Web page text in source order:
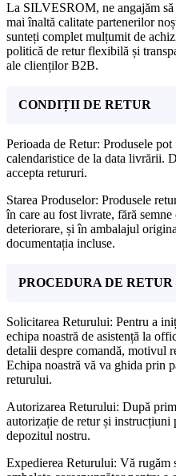
La SILVESROM, ne angajăm
mai înaltă calitate partenerilor
sunteți complet mulțumit de
politică de retur flexibilă și
ale clienților B2B.
CONDIȚII DE RETUR
Perioada de Retur: Produsele
calendaristice de la data livrării.
accepta retururi.
Starea Produselor: Produsele
în care au fost livrate, fără
deteriorare, și în ambalajul
documentația incluse.
PROCEDURA DE RETUR
Solicitarea Returului: Pentru a
echipa noastră de asistență la
detalii despre comandă, motivul
Echipa noastră vă va ghida prin
returului.
Autorizarea Returului: După
autorizație de retur și instrucțiuni
depozitul nostru.
Expedierea Returului: Vă rugăm